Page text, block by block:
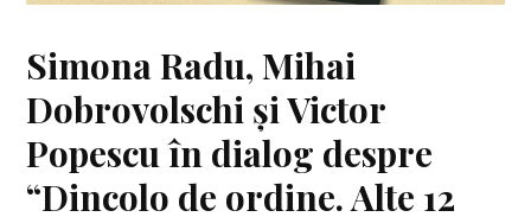
Simona Radu, Mihai
Dobrovolschi și Victor
Popescu în dialog despre
“Dincolo de ordine. Alte 12